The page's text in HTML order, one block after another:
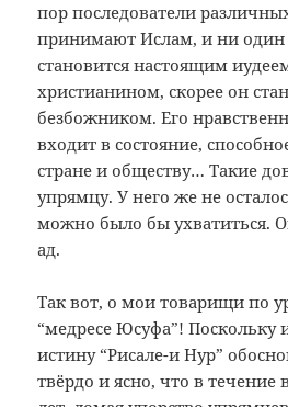
пор последователи
принимают Ислам, и ни один
становится настоящим
христианином, скорее он
безбожником. Его
входит в состояние,
стране и обществу… Такие
упрямцу. У него же не
можно было бы ухватиться.
ад.
Так вот, о мои товарищи по
“медресе Юсуфа”! Поскольку
истину “Рисале-и Нур”
твёрдо и ясно, что в течение